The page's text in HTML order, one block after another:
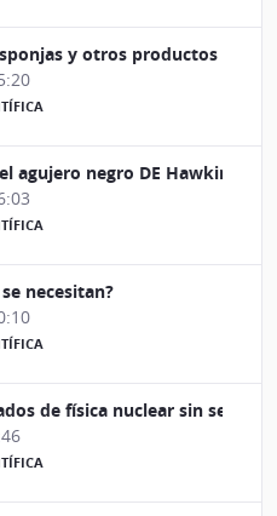
y otros productos
agujero negro DE Hawking
necesitan?
de física nuclear sin ser un